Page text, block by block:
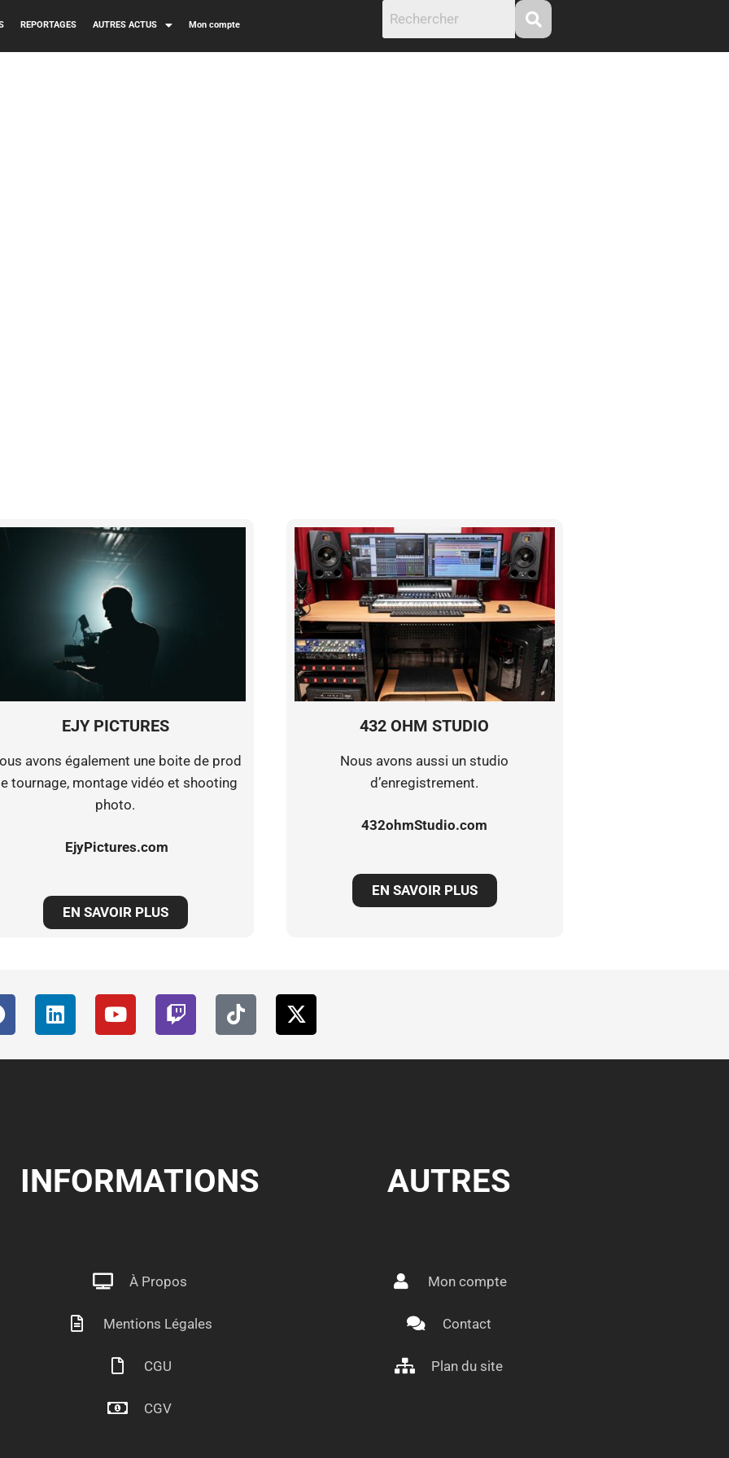
REPORTAGES AUTRES ACTUS Mon compte
EJY PICTURES
avons également une boite de prod
tournage, montage vidéo et shooting
photo.
EjyPictures.com
EN SAVOIR PLUS
432 OHM STUDIO
Nous avons aussi un studio
d’enregistrement.
432ohmStudio.com
EN SAVOIR PLUS
INFORMATIONS
À Propos
Mentions Légales
CGU
CGV
AUTRES
Mon compte
Contact
Plan du site